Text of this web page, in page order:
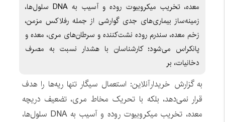
معده، تخریب میکروبیوت روده و آسیب به DNA سلول‌ها،
زمینه‌ساز بیماری‌های جدی گوارشی از جمله رفلاکس مزمن،
زخم معده، سندرم روده نشت‌کننده و سرطان‌های مری، معده و
پانکراس می‌شود؛ کارشناسان با هشدار نسبت به مصرف
دخانیات، بر
به گزارش خریدارآنلاین: استعمال سیگار تنها ریه‌ها را هدف
قرار نمی‌دهد، بلکه با تحریک مخاط مری، تضعیف دریچه
معده، تخریب میکروبیوت روده و آسیب به DNA سلول‌ها،